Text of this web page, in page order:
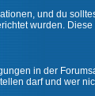
und du
wurden.
in der
darf und wer